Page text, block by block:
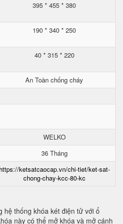
395 * 455 * 380
190 * 340 * 250
40 * 315 * 220
An Toàn chống cháy
WELKO
36 Tháng
https://ketsatcaocap.vn/chi-tiet/ket-sat-
chong-chay-kcc-80-kc
hệ thống khóa két điện tử với ổ
này có thể mở khóa và mở cánh